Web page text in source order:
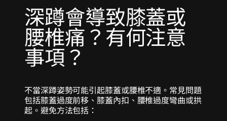
深蹲會導致膝蓋或
腰椎痛？有何注意
事項？
不當深蹲姿勢可能引起膝蓋或腰椎不適。常見問題
包括膝蓋過度前移、膝蓋內扣、腰椎過度彎曲或拱
起。避免方法包括：